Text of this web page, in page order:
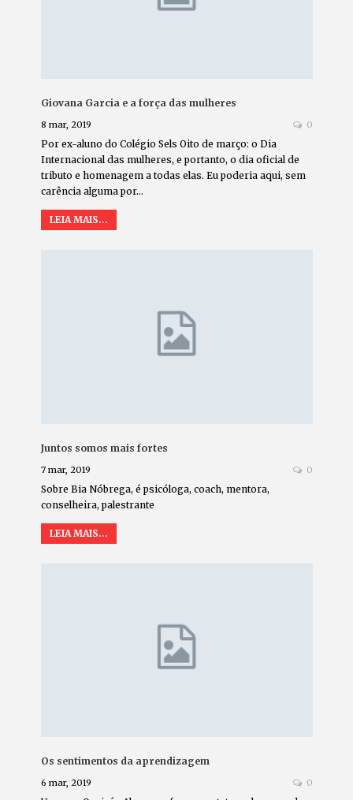
Giovana Garcia e a força das mulheres
8 mar, 2019 0
Por ex-aluno do Colégio Sels Oito de março: o Dia
Internacional das mulheres, e portanto, o dia oficial de
tributo e homenagem a todas elas. Eu poderia aqui, sem
carência alguma por…
LEIA MAIS...
Juntos somos mais fortes
7 mar, 2019 0
Sobre Bia Nóbrega, é psicóloga, coach, mentora,
conselheira, palestrante
LEIA MAIS...
Os sentimentos da aprendizagem
6 mar, 2019 0